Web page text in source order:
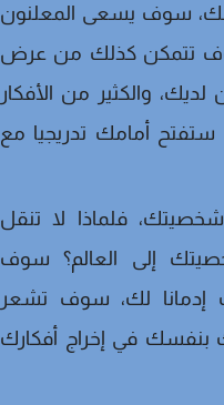
سوف يسعى المعلنون
تتمكن كذلك من عرض
والكثير من الأفكار
أمامك تدريجيا مع
فلماذا لا تنقل
إلى العالم؟ سوف
لك، سوف تشعر
في إخراج أفكارك